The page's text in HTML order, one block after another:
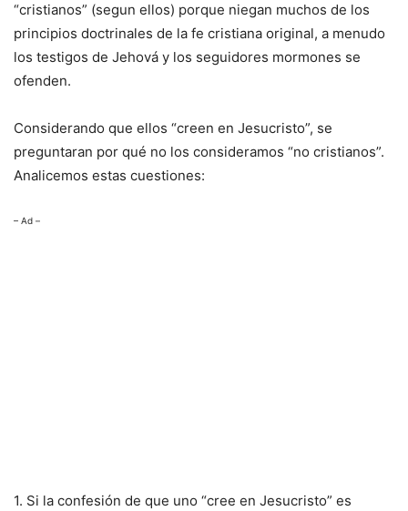
“cristianos” (segun ellos) porque niegan muchos de los
principios doctrinales de la fe cristiana original, a menudo
los testigos de Jehová y los seguidores mormones se
ofenden.
Considerando que ellos “creen en Jesucristo”, se
preguntaran por qué no los consideramos “no cristianos”.
Analicemos estas cuestiones:
– Ad –
1. Si la confesión de que uno “cree en Jesucristo” es